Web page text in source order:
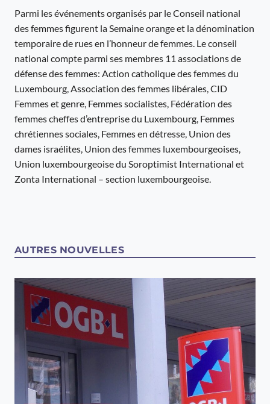
Parmi les événements organisés par le Conseil national
des femmes figurent la Semaine orange et la dénomination
temporaire de rues en l’honneur de femmes. Le conseil
national compte parmi ses membres 11 associations de
défense des femmes: Action catholique des femmes du
Luxembourg, Association des femmes libérales, CID
Femmes et genre, Femmes socialistes, Fédération des
femmes cheffes d’entreprise du Luxembourg, Femmes
chrétiennes sociales, Femmes en détresse, Union des
dames israélites, Union des femmes luxembourgeoises,
Union luxembourgeoise du Soroptimist International et
Zonta International – section luxembourgeoise.
AUTRES NOUVELLES